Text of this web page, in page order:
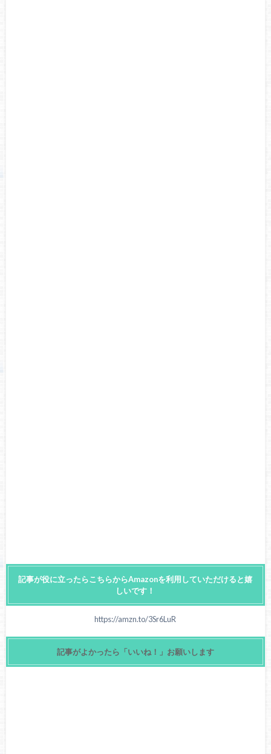
記事が役に立ったらこちらからAmazonを利用していただけると嬉
しいです！
https://amzn.to/3Sr6LuR
記事がよかったら「いいね！」お願いします